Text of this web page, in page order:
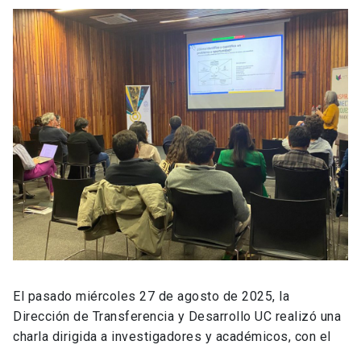
El pasado miércoles 27 de agosto de 2025, la
Dirección de Transferencia y Desarrollo UC realizó una
charla dirigida a investigadores y académicos, con el